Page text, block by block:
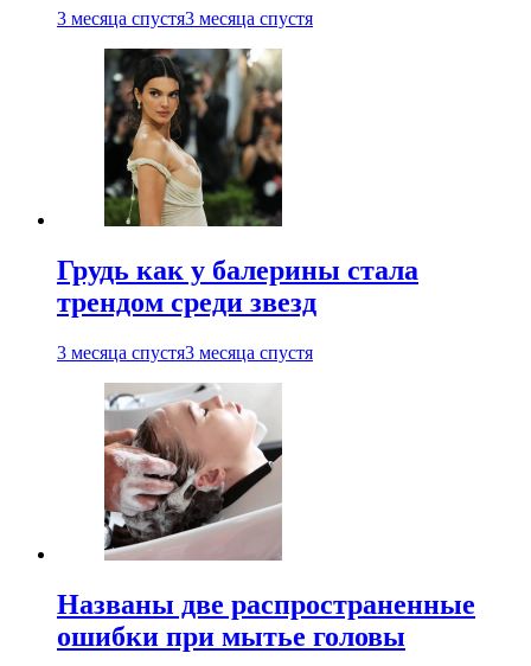
3 месяца спустя3 месяца спустя
Грудь как у балерины стала
трендом среди звезд
3 месяца спустя3 месяца спустя
Названы две распространенные
ошибки при мытье головы